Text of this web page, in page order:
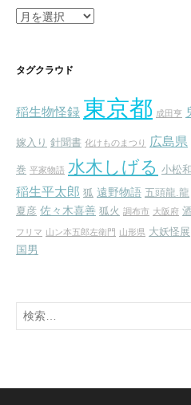
ア
イ
タグクラウド
稲生物怪録 東京都 成田亨
嫁入り 針聞書 化けものまつり 広島県
巻 平家物語 水木しげる 小松
稲生平太郎 狐 遠野物語 五頭龍.龍
夏彦 佐々木喜善 狐火 調布市 大阪府
フリマ 山ン本五郎左衛門 山形県 大妖怪展
国男
検
索: